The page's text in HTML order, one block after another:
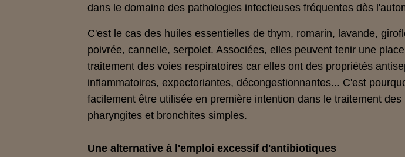
dans le domaine des pathologies infectieuses fréquentes dès
C'est le cas des huiles essentielles de thym, romarin, lavande,
poivrée, cannelle, serpolet. Associées, elles peuvent tenir une
traitement des voies respiratoires car elles ont des propriétés
inflammatoires, expectoriantes, décongestionnantes... C'est
facilement être utilisée en première intention dans le traitement
pharyngites et bronchites simples.
Une alternative à l'emploi excessif d'antibiotiques